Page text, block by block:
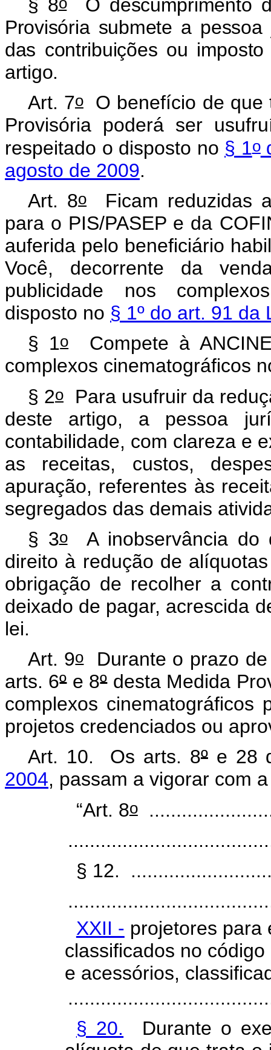
§ 8 O descumprimento
Provisória submete a
das contribuições ou
artigo.
Art. 7oO benefício de que
Provisória poderá ser
respeitado o disposto no § 1o
agosto de 2009.
Art. 8oFicam reduzidas a
para o PIS/PASEP e da
auferida pelo beneficiário
Você, decorrente da
publicidade nos
disposto no § 1º do art. 91 da
§ 1oCompete à
complexos cinematográficos
§ 2o
Para usufruir da
deste artigo, a pessoa
contabilidade, com clareza e
as receitas, custos,
apuração, referentes às
segregados das demais
§ 3oA inobservância do
direito à redução de
obrigação de recolher a
deixado de pagar, acrescida
lei.
Art. 9oDurante o prazo de
arts. 6ºe 8ºdesta Medida
complexos cinematográficos
projetos credenciados ou
Art. 10. Os arts. 8ºe 28
2004, passam a vigorar com
“Art. 8o
§ 12.
XXII - projetores para
classificados no
e acessórios,
§ 20. Durante o